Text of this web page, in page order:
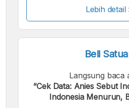
Lebih detail
Beli
Langsung baca
“Cek Data: Anies Sebut
Indonesia Menurun,